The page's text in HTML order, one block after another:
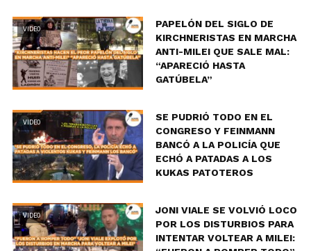
VIDEO
PAPELÓN DEL SIGLO DE
KIRCHNERISTAS EN MARCHA
ANTI-MILEI QUE SALE MAL:
“APARECIÓ HASTA
GATÚBELA”
VIDEO
SE PUDRIÓ TODO EN EL
CONGRESO Y FEINMANN
BANCÓ A LA POLICÍA QUE
ECHÓ A PATADAS A LOS
KUKAS PATOTEROS
VIDEO
JONI VIALE SE VOLVIÓ LOCO
POR LOS DISTURBIOS PARA
INTENTAR VOLTEAR A MILEI: